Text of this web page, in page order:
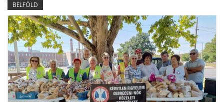
BELFÖLD